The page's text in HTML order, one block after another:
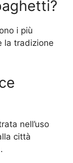
i più
la tradizione
nell’uso
città